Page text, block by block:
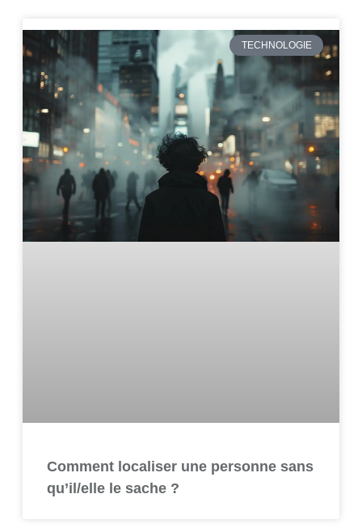
TECHNOLOGIE
Comment localiser une personne sans
qu’il/elle le sache ?